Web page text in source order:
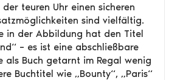
teuren Uhr einen sicheren
sind vielfältig.
in der Abbildung hat den Titel
– es ist eine abschließbare
als Buch getarnt im Regal wenig
Buchtitel wie „Bounty“, „Paris“